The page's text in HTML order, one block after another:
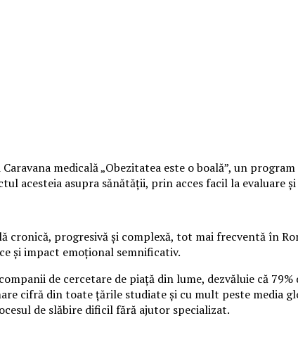
medicală „Obezitatea este o boală”, un
acesteia asupra sănătății, prin acces facil la evaluare
progresivă și complexă, tot mai frecventă în
și impact emoțional semnificativ.
de cercetare de piață din lume, dezvăluie că
cifră din toate țările studiate și cu mult peste media
de slăbire dificil fără ajutor specializat.